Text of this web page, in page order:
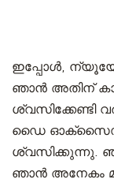
ഇപ്പോൾ,
ഞാൻ അതിന്
ശ്വസിക്കേണ്ടി
ഡൈ ഓക്സൈഡ്
ശ്വസിക്കുന്നു.
ഞാൻ അനേകം